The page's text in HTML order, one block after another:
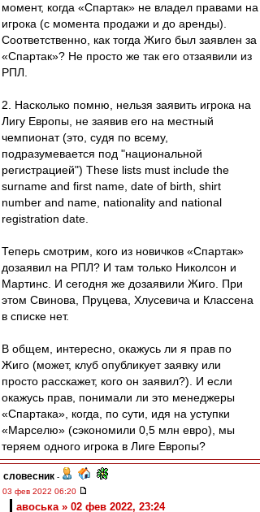
момент, когда «Спартак» не владел правами на
игрока (с момента продажи и до аренды).
Соответственно, как тогда Жиго был заявлен за
«Спартак»? Не просто же так его отзаявили из
РПЛ.
2. Насколько помню, нельзя заявить игрока на
Лигу Европы, не заявив его на местный
чемпионат (это, судя по всему,
подразумевается под "национальной
регистрацией") These lists must include the
surname and first name, date of birth, shirt
number and name, nationality and national
registration date.
Теперь смотрим, кого из новичков «Спартак»
дозаявил на РПЛ? И там только Николсон и
Мартинс. И сегодня же дозаявили Жиго. При
этом Свинова, Пруцева, Хлусевича и Классена
в списке нет.
В общем, интересно, окажусь ли я прав по
Жиго (может, клуб опубликует заявку или
просто расскажет, кого он заявил?). И если
окажусь прав, понимали ли это менеджеры
«Спартака», когда, по сути, идя на уступки
«Марселю» (сэкономили 0,5 млн евро), мы
теряем одного игрока в Лиге Европы?
словесник -
03 фев 2022 06:20
авоська » 02 фев 2022, 23:24